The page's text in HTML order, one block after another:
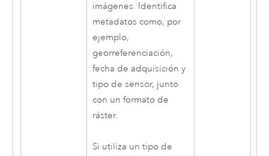
imágenes. Identifica
metadatos como, por
ejemplo,
georreferenciación,
fecha de adquisición y
tipo de sensor, junto
con un formato de
ráster.
Si utiliza un tipo de